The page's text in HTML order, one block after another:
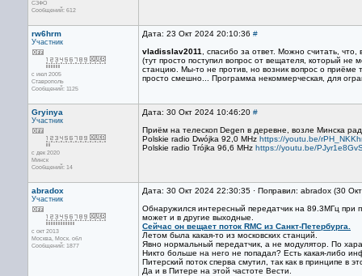
СЗФО
Сообщений: 612
rw6hrm
Участник
с июл 2005
Ставрополь
Сообщений: 1125
Дата: 23 Окт 2024 20:10:36 #
vladisslav2011
, спасибо за ответ. Можно считать,
(тут просто поступил вопрос от вещателя, который
станцию. Мы-то не против, но возник вопрос о приёме
просто смешно... Программа некоммерческая, для
Gryinya
Участник
с дек 2020
Минск
Сообщений: 14
Дата: 30 Окт 2024 10:46:20 #
Приём на телескоп Degen в деревне, возле Минска
Polskie radio Dwójka 92,0 MHz https://youtu.be/
Polskie radio Trójka 96,6 MHz https://youtu.be/
abradox
Участник
с окт 2013
Москва, Mоск. обл
Сообщений: 1877
Дата: 30 Окт 2024 22:30:35 · Поправил: abradox (30
Обнаружился интересный передатчик на 89.3МГц
может и в другие выходные.
Сейчас он вещает поток RMC из Санкт-Петербурга.
Летом была какая-то из московских станций.
Явно нормальный передатчик, а не модулятор. По
Никто больше на него не попадал? Есть какая-либо
Питерский поток сперва смутил, так как в принципе в
Да и в Питере на этой частоте Вести.